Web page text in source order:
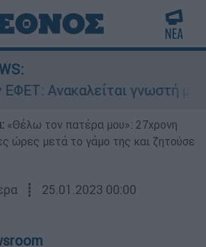
γνωστή
«Θέλω τον πατέρα μου»: 27χρονη
ώρες μετά το γάμο της και ζητούσε
┋ 25.01.2023 00:00